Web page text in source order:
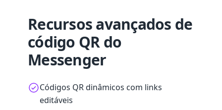
Recursos avançados de
código QR do
Messenger
Códigos QR dinâmicos com links
editáveis